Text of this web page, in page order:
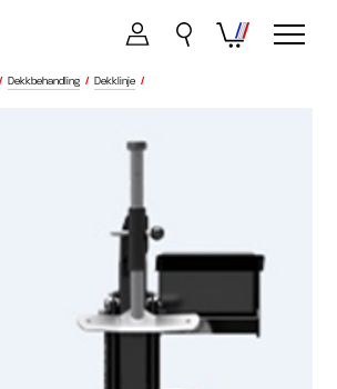
/ Dekkbehandling / Dekklinje /